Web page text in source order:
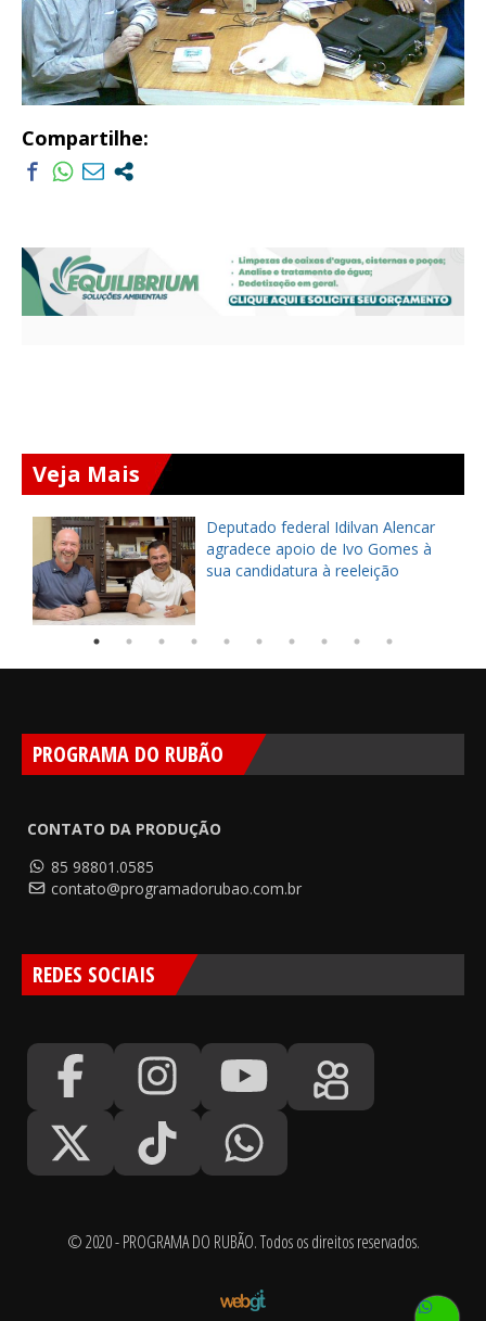
Compartilhe:
Veja Mais
Deputado federal Idilvan Alencar
agradece apoio de Ivo Gomes à
sua candidatura à reeleição
PROGRAMA DO RUBÃO
CONTATO DA PRODUÇÃO
85 98801.0585
contato@programadorubao.com.br
REDES SOCIAIS
© 2020 - PROGRAMA DO RUBÃO. Todos os direitos reservados.